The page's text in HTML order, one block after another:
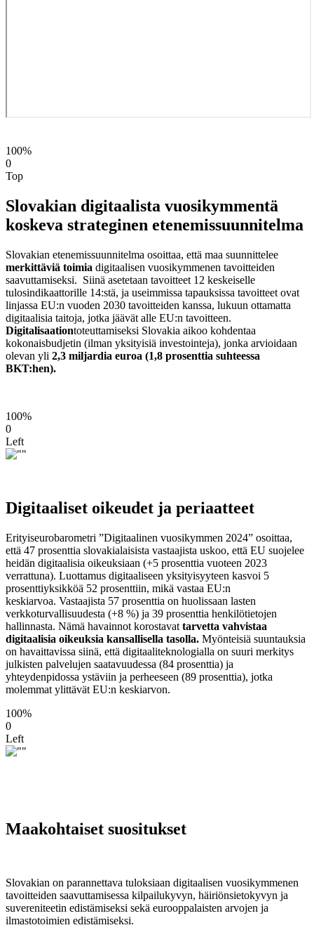
100%
0
Top
Slovakian digitaalista vuosikymmentä
koskeva strateginen etenemissuunnitelma
Slovakian etenemissuunnitelma osoittaa, että maa suunnittelee
merkittäviä toimia digitaalisen vuosikymmenen tavoitteiden
saavuttamiseksi. Siinä asetetaan tavoitteet 12 keskeiselle
tulosindikaattorille 14:stä, ja useimmissa tapauksissa tavoitteet ovat
linjassa EU:n vuoden 2030 tavoitteiden kanssa, lukuun ottamatta
digitaalisia taitoja, jotka jäävät alle EU:n tavoitteen.
Digitalisaationtoteuttamiseksi Slovakia aikoo kohdentaa
kokonaisbudjetin (ilman yksityisiä investointeja), jonka arvioidaan
olevan yli 2,3 miljardia euroa (1,8 prosenttia suhteessa
BKT:hen).
100%
0
Left
Digitaaliset oikeudet ja periaatteet
Erityiseurobarometri ”Digitaalinen vuosikymmen 2024” osoittaa,
että 47 prosenttia slovakialaisista vastaajista uskoo, että EU suojelee
heidän digitaalisia oikeuksiaan (+5 prosenttia vuoteen 2023
verrattuna). Luottamus digitaaliseen yksityisyyteen kasvoi 5
prosenttiyksikköä 52 prosenttiin, mikä vastaa EU:n
keskiarvoa. Vastaajista 57 prosenttia on huolissaan lasten
verkkoturvallisuudesta (+8 %) ja 39 prosenttia henkilötietojen
hallinnasta. Nämä havainnot korostavat tarvetta vahvistaa
digitaalisia oikeuksia kansallisella tasolla. Myönteisiä suuntauksia
on havaittavissa siinä, että digitaaliteknologialla on suuri merkitys
julkisten palvelujen saatavuudessa (84 prosenttia) ja
yhteydenpidossa ystäviin ja perheeseen (89 prosenttia), jotka
molemmat ylittävät EU:n keskiarvon.
100%
0
Left
Maakohtaiset suositukset
Slovakian on parannettava tuloksiaan digitaalisen vuosikymmenen
tavoitteiden saavuttamisessa kilpailukyvyn, häiriönsietokyvyn ja
suvereniteetin edistämiseksi sekä eurooppalaisten arvojen ja
ilmastotoimien edistämiseksi.